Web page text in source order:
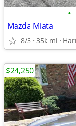
•
Mazda Miata
8/3 35k mi
$24,250